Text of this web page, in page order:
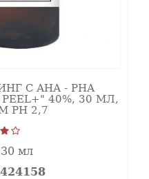
С АНА - РНА
40%, 30 МЛ,
РН 2,7
30 мл
424158